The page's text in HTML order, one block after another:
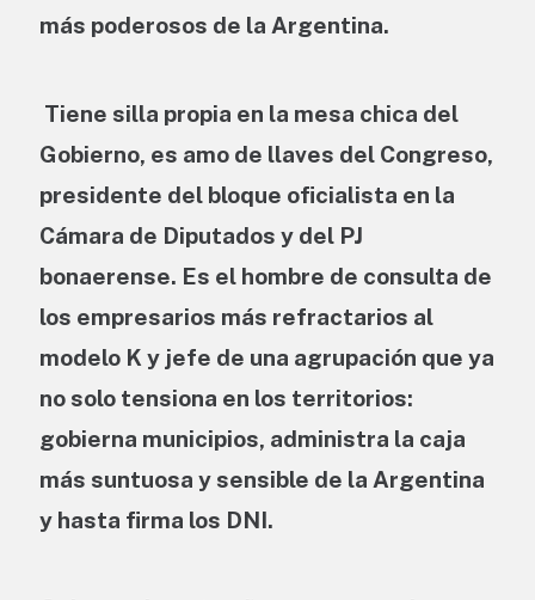
más poderosos de la Argentina.
Tiene silla propia en la mesa chica del
Gobierno, es amo de llaves del Congreso,
presidente del bloque oficialista en la
Cámara de Diputados y del PJ
bonaerense. Es el hombre de consulta de
los empresarios más refractarios al
modelo K y jefe de una agrupación que ya
no solo tensiona en los territorios:
gobierna municipios, administra la caja
más suntuosa y sensible de la Argentina
y hasta firma los DNI.